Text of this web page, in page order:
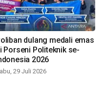
dulang medali emas
Porseni Politeknik se-
2026
29 Juli 2026